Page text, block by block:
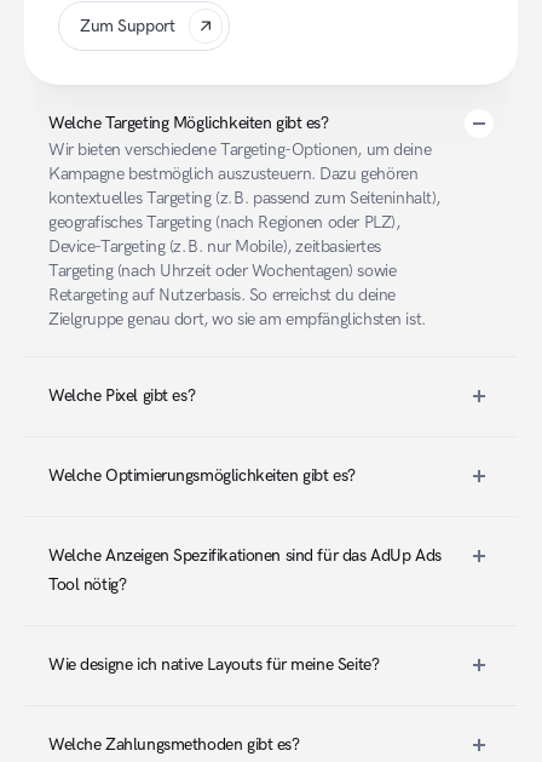
Zum Support
Welche Targeting Möglichkeiten gibt es?
Wir bieten verschiedene Targeting-Optionen, um deine
Kampagne bestmöglich auszusteuern. Dazu gehören
kontextuelles Targeting (z. B. passend zum Seiteninhalt),
geografisches Targeting (nach Regionen oder PLZ),
Device-Targeting (z. B. nur Mobile), zeitbasiertes
Targeting (nach Uhrzeit oder Wochentagen) sowie
Retargeting auf Nutzerbasis. So erreichst du deine
Zielgruppe genau dort, wo sie am empfänglichsten ist.
Welche Pixel gibt es?
Welche Optimierungsmöglichkeiten gibt es?
Welche Anzeigen Spezifikationen sind für das AdUp Ads
Tool nötig?
Wie designe ich native Layouts für meine Seite?
Welche Zahlungsmethoden gibt es?